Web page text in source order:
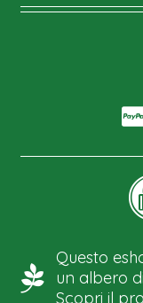
Questo
un albero
Scopri il